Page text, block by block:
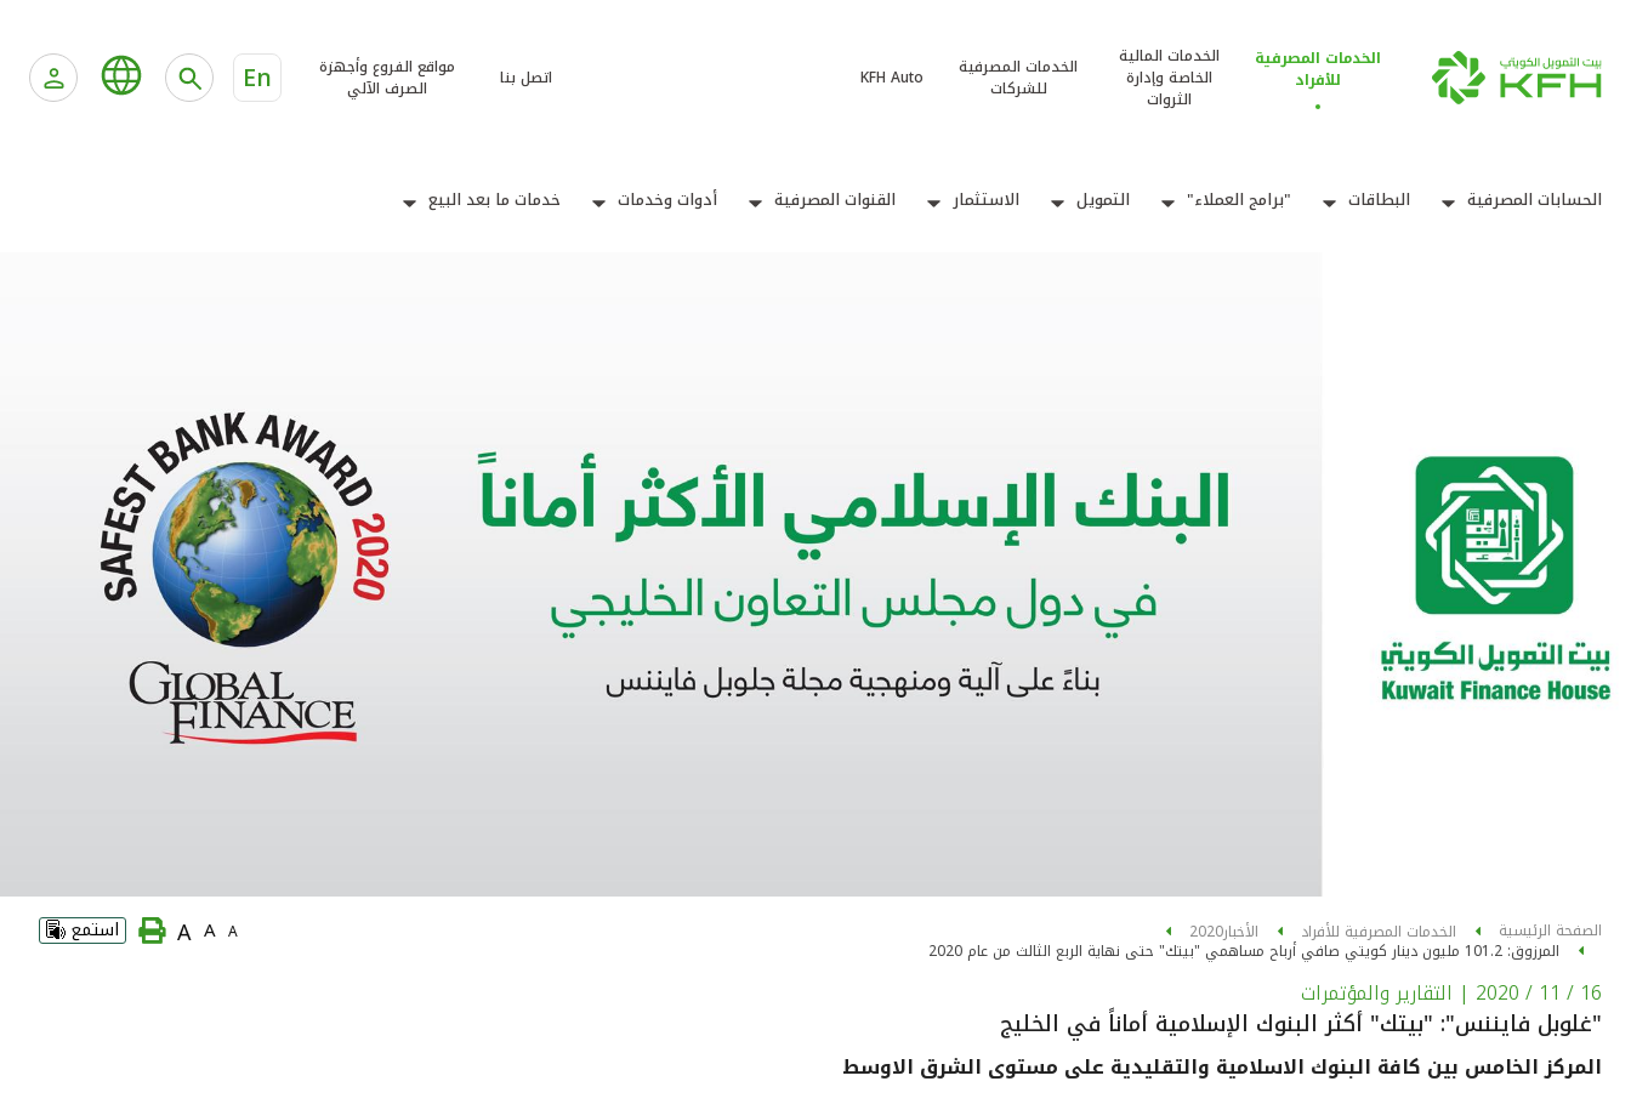
الخدمات المصرفية
للأفراد
الخدمات المالية
الخاصة وإدارة
الثروات
الخدمات المصرفية
للشركات
KFH Auto اتصل بنا
مواقع الفروع وأجهزة
الصرف الآلي
En
الحسابات المصرفية البطاقات "برامج العملاء" التمويل الاستثمار القنوات المصرفية أدوات وخدمات خدمات ما بعد البيع
الصفحة الرئيسية الخدمات المصرفية للأفراد الأخبار2020
المرزوق: 101.2 مليون دينار كويتي صافي أرباح مساهمي "بيتك" حتى نهاية الربع الثالث من عام 2020
A
A
A استمع
16 / 11 / 2020 | التقارير والمؤتمرات
"غلوبل فايننس": "بيتك" أكثر البنوك الإسلامية أماناً في الخليج
المركز الخامس بين كافة البنوك الاسلامية والتقليدية على مستوى الشرق الاوسط